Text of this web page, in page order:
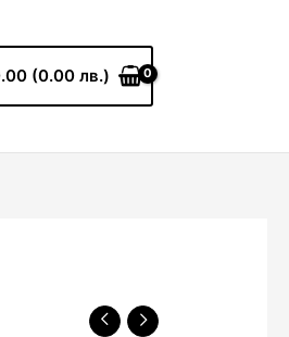
(0.00 лв.)